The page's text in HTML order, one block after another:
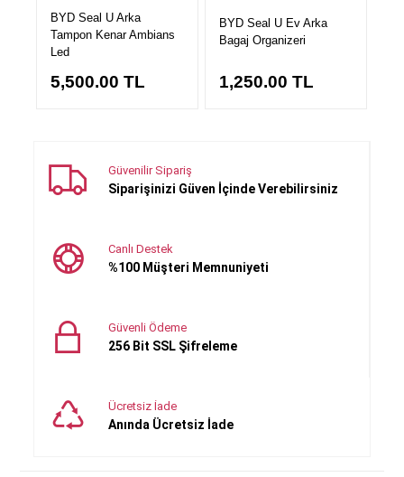
BYD Seal U Arka
Tampon Kenar Ambians
Led
5,500.00 TL
BYD Seal U Ev Arka
Bagaj Organizeri
1,250.00 TL
Güvenilir Sipariş
Siparişinizi Güven İçinde Verebilirsiniz
Canlı Destek
%100 Müşteri Memnuniyeti
Güvenli Ödeme
256 Bit SSL Şifreleme
Ücretsiz İade
Anında Ücretsiz İade